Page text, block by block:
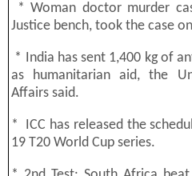
* Woman doctor murder
Justice bench, took the case
* India has sent 1,400 kg of
as humanitarian aid, the
Affairs said.
* ICC has released the
19 T20 World Cup series.